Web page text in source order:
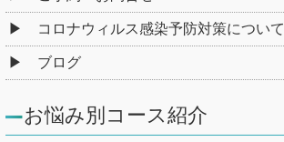
コロナウィルス感染予防対策について
ブログ
お悩み別コース紹介